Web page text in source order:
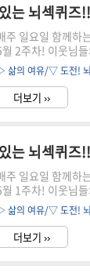
상상력을 최대한
면 아래의 정답
!!] 퀴즈 029 정답
물들을 의미하며,
과 한 글자 어미 동
것입니다. [출처]
함께..
는 뇌섹퀴즈!!
주 일요일 함께하
2주차! 이웃님
리는 "극강 난이도
때는 더 힘든 일에
선입니다. 그래서
는 문제들을 풀며
한 발휘해 보세요.
확인으로↓↓↓ [
답은? '아래와 같
은 1인 2진법 계
(괄호 안은 10진수
] 뇌섹퀴즈, 좋은
은 재미..
삶의 여유/▽ 도전!
더보기 ››
는 뇌섹퀴즈!!
주 일요일 함께하
1주차! 이웃님
리는 "극강 난이도
때는 더 힘든 일에
선입니다. 그래서
는 문제들을 풀며
삶의 여유/▽ 도전!
더보기 ››